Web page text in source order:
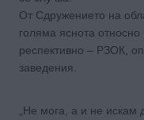
От Сдружението на
голяма яснота
респективно – РЗОК,
заведения.
„Не мога, а и не